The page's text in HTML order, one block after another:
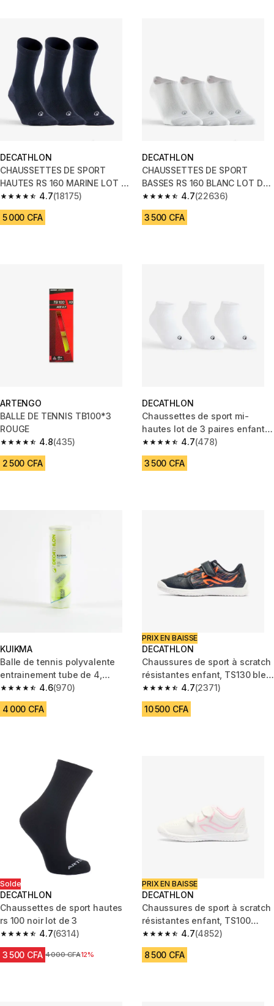
DECATHLON
CHAUSSETTES DE SPORT
HAUTES RS 160 MARINE LOT DE
3
4.7
4.7 out of 5 stars from 18175 reviews
(18175)
5 000 CFA
DECATHLON
CHAUSSETTES DE SPORT
BASSES RS 160 BLANC LOT DE
3.
4.7
4.7 out of 5 stars from 22636
(22636)
3 500 CFA
ARTENGO
BALLE DE TENNIS TB100*3
ROUGE
4.8
4.8 out of 5 stars from 435 reviews
(435)
2 500 CFA
DECATHLON
Chaussettes de sport mi-
hautes lot de 3 paires enfant,
RS 100 blanche
4.7
4.7 out of 5 stars from 478
(478)
3 500 CFA
KUIKMA
Balle de tennis polyvalente
entrainement tube de 4,
Kuikma All Court
4.6
4.6 out of 5 stars from 970 reviews
(970)
4 000 CFA
PRIX EN BAISSE
DECATHLON
Chaussures de sport à scratch
résistantes enfant, TS130 bleu
et orange4.7
4.7 out of 5 stars from 2371
(2371)
10 500 CFA
Solde
DECATHLON
Chaussettes de sport hautes
rs 100 noir lot de 3
4.7
4.7 out of 5 stars from 6314 reviews
(6314)
3 500 CFA Prix avant réduction
4 000 CFA12%
PRIX EN BAISSE
DECATHLON
Chaussures de sport à scratch
résistantes enfant, TS100
blanc rose4.7
4.7 out of 5 stars from 4852
(4852)
8 500 CFA